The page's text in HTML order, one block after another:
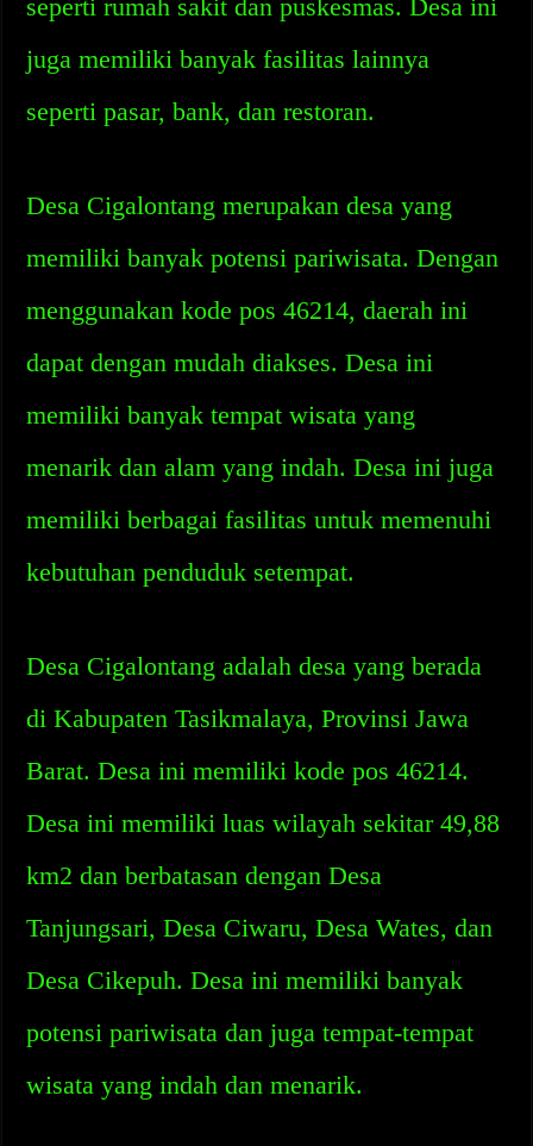
seperti rumah sakit dan puskesmas. Desa ini
juga memiliki banyak fasilitas lainnya
seperti pasar, bank, dan restoran.
Desa Cigalontang merupakan desa yang
memiliki banyak potensi pariwisata. Dengan
menggunakan kode pos 46214, daerah ini
dapat dengan mudah diakses. Desa ini
memiliki banyak tempat wisata yang
menarik dan alam yang indah. Desa ini juga
memiliki berbagai fasilitas untuk memenuhi
kebutuhan penduduk setempat.
Desa Cigalontang adalah desa yang berada
di Kabupaten Tasikmalaya, Provinsi Jawa
Barat. Desa ini memiliki kode pos 46214.
Desa ini memiliki luas wilayah sekitar 49,88
km2 dan berbatasan dengan Desa
Tanjungsari, Desa Ciwaru, Desa Wates, dan
Desa Cikepuh. Desa ini memiliki banyak
potensi pariwisata dan juga tempat-tempat
wisata yang indah dan menarik.